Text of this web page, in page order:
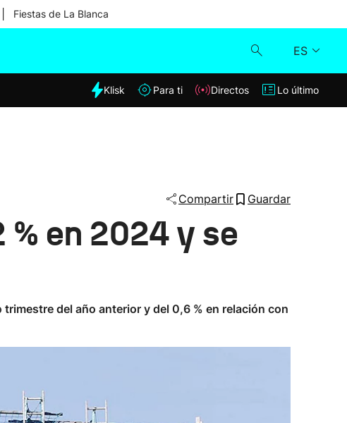
Fiestas de La Blanca
ES
Klisk
Klisk Para ti Directos Lo último
Compartir Guardar
% en 2024 y se
del año anterior y del 0,6 % en relación con